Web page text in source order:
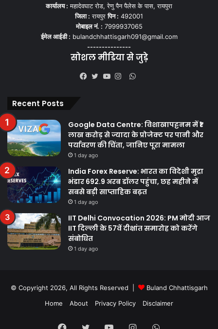
कार्यालय : महादेवघाट रोड, रेणु पैन पैलेस के पास, रायपुरा
जिला : रायपुरपिन : 492001
मोबाइल नं. : 7999937065
ईमेल आईडी : bulandchhattisgarh091@gmail.com
---------------
सोशल मीडिया से जुड़े
WhatsApp
Recent Posts
Google Data Centre: विशाखापट्टनम में ₹1
लाख करोड़ से ज्यादा के प्रोजेक्ट पर पानी और
पर्यावरण की चिंता, जानिए पूरा मामला
1 day ago
India Forex Reserve: भारत का विदेशी मुद्रा
भंडार 692.9 अरब डॉलर पहुंचा, छह महीने में
सबसे बड़ी साप्ताहिक बढ़त
1 day ago
IIT Delhi Convocation 2026: PM मोदी आज
IIT दिल्ली के 57वें दीक्षांत समारोह को करेंगे
संबोधित
1 day ago
© Copyright 2026, All Rights Reserved |
Buland Chhattisgarh
Home
About Privacy Policy Disclaimer